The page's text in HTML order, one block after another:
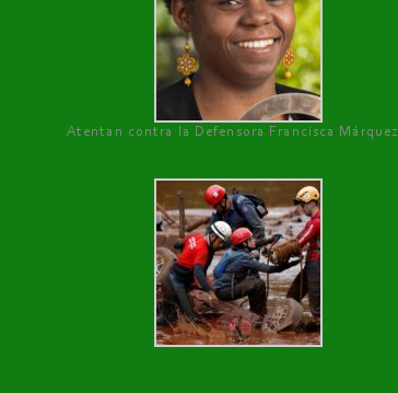
Atentan contra la Defensora Francisca Márquez